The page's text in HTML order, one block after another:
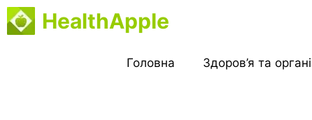
Перейти
до
HealthApple
Головна Здоров’я та